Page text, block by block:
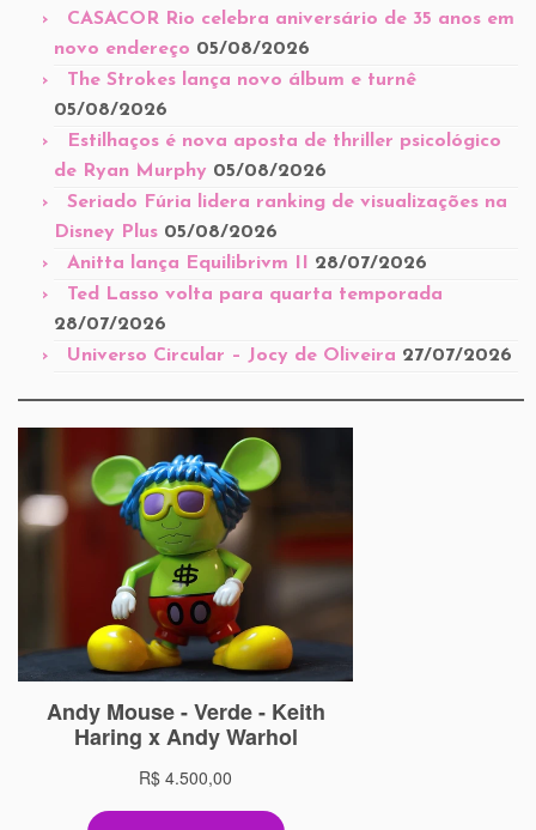
CASACOR Rio celebra aniversário de 35 anos em
novo endereço 05/08/2026
The Strokes lança novo álbum e turnê
05/08/2026
Estilhaços é nova aposta de thriller psicológico
de Ryan Murphy 05/08/2026
Seriado Fúria lidera ranking de visualizações na
Disney Plus 05/08/2026
Anitta lança Equilibrivm II 28/07/2026
Ted Lasso volta para quarta temporada
28/07/2026
Universo Circular – Jocy de Oliveira 27/07/2026